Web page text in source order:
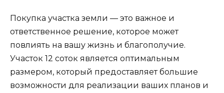
Покупка участка земли — это важное и
ответственное решение, которое может
повлиять на вашу жизнь и благополучие.
Участок 12 соток является оптимальным
размером, который предоставляет большие
возможности для реализации ваших планов и